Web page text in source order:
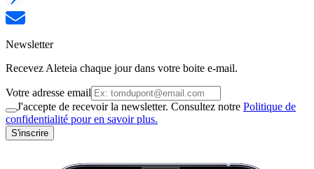
Newsletter
Recevez Aleteia chaque jour dans votre boite e-mail.
Votre adresse email
J'accepte de recevoir la newsletter. Consultez notre Politique de
confidentialité pour en savoir plus.
S'inscrire